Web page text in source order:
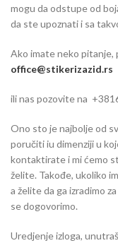
mogu da odstupe od
da ste upoznati i sa
Ako imate neko pitanje,
office@stikerizazid.rs
ili nas pozovite na
Ono sto je najbolje od
poručiti iu dimenziji u
kontaktirate i mi ćemo
želite. Takođe, ukoliko
a želite da ga izradimo
se dogovorimo.
Uredjenje izloga,